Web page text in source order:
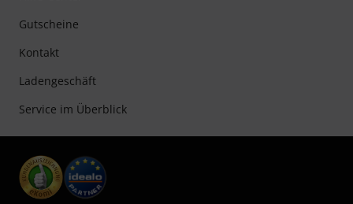
Gutscheine
Kontakt
Ladengeschäft
Service im Überblick